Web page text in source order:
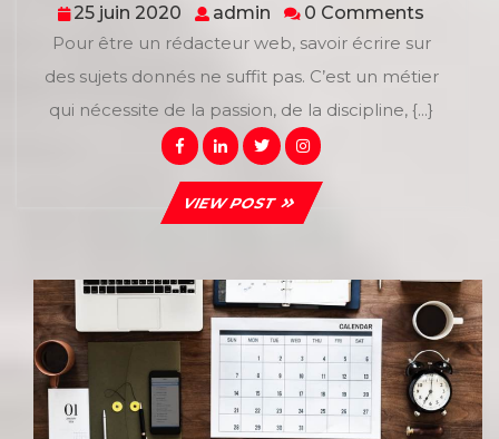
Un
Bon
Rédacteur
Web
?
25 juin 2020
25
juin
admin admin
0 Comments
Pour être un rédacteur web, savoir écrire sur
des sujets donnés ne suffit pas. C’est un métier
qui nécessite de la passion, de la discipline, {...}
Facebook
Linkedin
TwitterInstagram
VIEW POST
VIEW
POST